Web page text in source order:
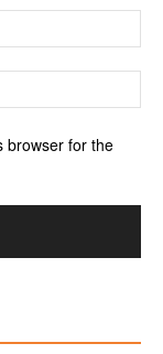
browser for the